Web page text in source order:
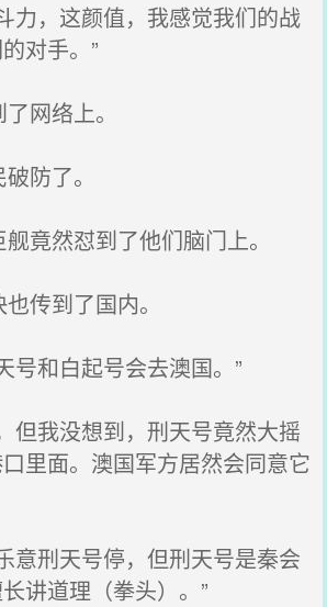
力，这颜值，我感觉我们的战
对手。”
网络上。
防了。
竟然怼到了他们脑门上。
传到了国内。
号和白起号会去澳国。”
但我没想到，刑天号竟然大摇
里面。澳国军方居然会同意它
意刑天号停，但刑天号是秦会
讲道理（拳头）。”